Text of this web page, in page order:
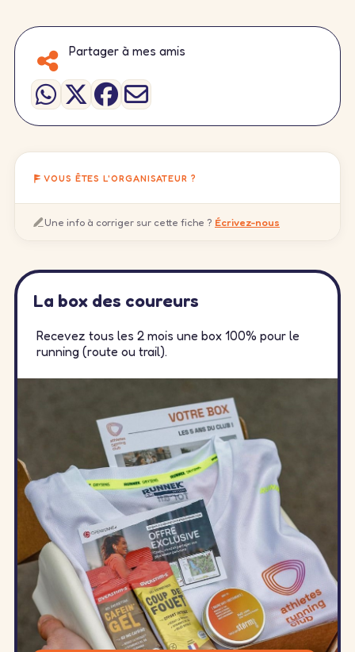
Partager à mes amis
VOUS ÊTES L'ORGANISATEUR ?
Une info à corriger sur cette fiche ? Écrivez-nous
La box des coureurs
Recevez tous les 2 mois une box 100% pour le
running (route ou trail).